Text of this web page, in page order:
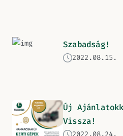
Szabadság!
2022.08.15.
Új
Vissza!